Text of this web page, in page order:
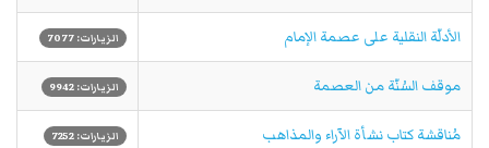
الأدلّة النقلية على عصمة الإمام الزيارات: 7077
موقف السُنّة من العصمة الزيارات: 9942
مُناقشة كتاب نشأة الآراء والمذاهب الزيارات: 7252